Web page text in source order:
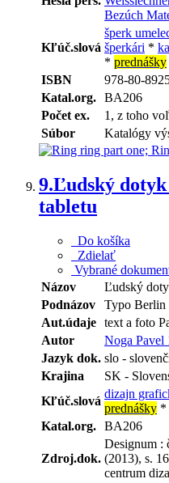
Bezúch
Kľúč.slová
šperk
šperkári *
* prednášky
ISBN
978-80-
Katal.org. BA206
Počet ex.
1, z toho
Súbor
Katalógy
9.Ľudský
tabletu
Do košíka
Zdielať
Vybrané
Názov
Ľudský
Podnázov
Typo Berlin
Aut.údaje text a foto
Autor
Noga Pavel
Jazyk dok. slo -
Krajina
SK -
Kľúč.slová
dizajn
prednášky *
Katal.org. BA206
Zdroj.dok.
Designum :
(2013), s.
centrum